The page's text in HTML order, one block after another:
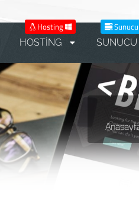
Hosting
HOSTİNG
Sunucu
SUNUCU